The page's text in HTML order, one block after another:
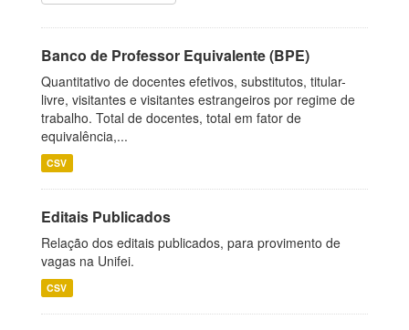
Banco de Professor Equivalente (BPE)
Quantitativo de docentes efetivos, substitutos, titular-
livre, visitantes e visitantes estrangeiros por regime de
trabalho. Total de docentes, total em fator de
equivalência,...
CSV
Editais Publicados
Relação dos editais publicados, para provimento de
vagas na Unifei.
CSV